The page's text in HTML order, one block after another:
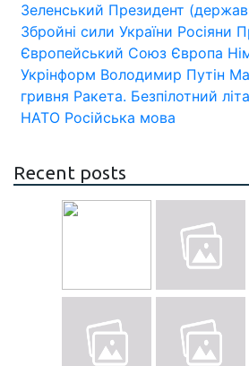
Зеленський Президент
Збройні сили України Росіяни
Європейський Союз Європа
Укрінформ Володимир Путін
гривня Ракета. Безпілотний
НАТО Російська мова
Recent posts